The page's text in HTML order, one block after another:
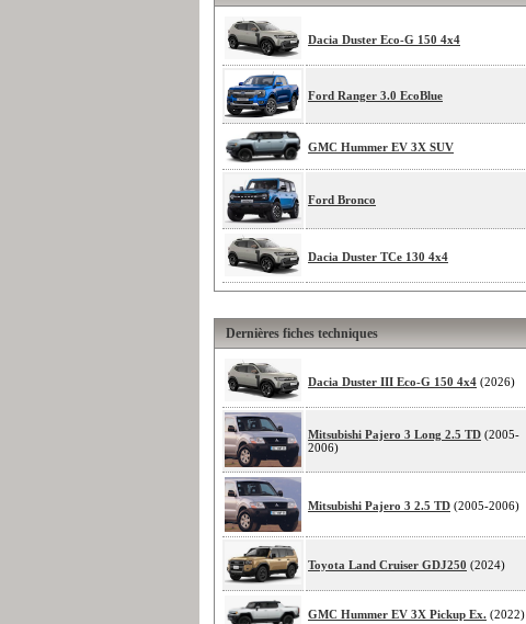
Dacia Duster Eco-G 150 4x4
Ford Ranger 3.0 EcoBlue
GMC Hummer EV 3X SUV
Ford Bronco
Dacia Duster TCe 130 4x4
Dernières fiches techniques
Dacia Duster III Eco-G 150 4x4 (2026)
Mitsubishi Pajero 3 Long 2.5 TD (2005-
2006)
Mitsubishi Pajero 3 2.5 TD (2005-2006)
Toyota Land Cruiser GDJ250 (2024)
GMC Hummer EV 3X Pickup Ex. (2022)